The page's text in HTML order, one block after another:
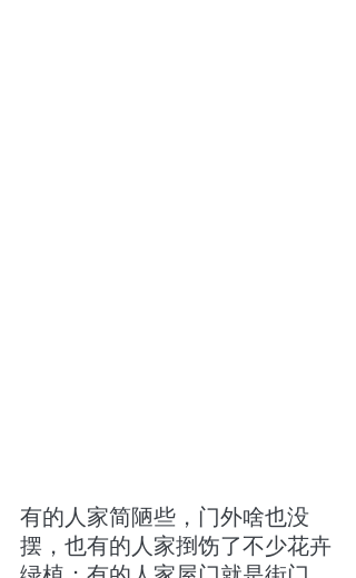
有的人家简陋些，门外啥也没
摆，也有的人家捯饬了不少花卉